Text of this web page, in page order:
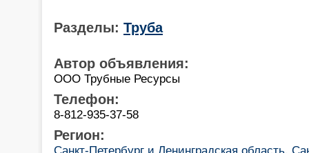
Разделы: Труба
Автор объявления:
ООО Трубные Ресурсы
Телефон:
8-812-935-37-58
Регион:
Санкт-Петербург и Ленинградская область,